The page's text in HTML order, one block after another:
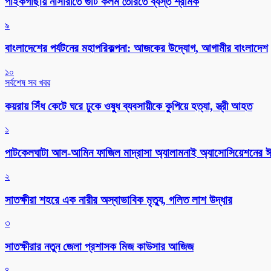
৯
বাংলাদেশের পর্যটনের মহাপরিকল্পনা: আজকের উদ্যোগ, আগামীর বাংলাদেশ
১০
সর্বশেষ সব খবর
কয়রায় সিঁধ কেটে ঘরে ঢুকে ওষুধ ব্যবসায়ীকে কুপিয়ে হত্যা, স্ত্রী আহত
১
পাটকেলঘাটা আল-আমিন ফাজিল মাদ্রাসা অ্যালামনাই অ্যাসোসিয়েশনের
২
সাতক্ষীরা শহরে এক নারীর অস্বাভাবিক মৃত্যু, গলিত লাশ উদ্ধার
৩
সাতক্ষীরার নতুন জেলা প্রশাসক মিজ কাউসার আজিজ